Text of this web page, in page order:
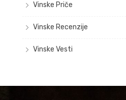
Vinske Priče
Vinske Recenzije
Vinske Vesti